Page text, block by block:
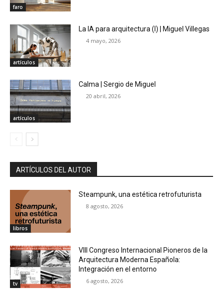
faro
artículos
La IA para arquitectura (I) | Miguel Villegas
4 mayo, 2026
artículos
Calma | Sergio de Miguel
20 abril, 2026
ARTÍCULOS DEL AUTOR
libros
Steampunk, una estética retrofuturista
8 agosto, 2026
tv
VIII Congreso Internacional Pioneros de la
Arquitectura Moderna Española:
Integración en el entorno
6 agosto, 2026